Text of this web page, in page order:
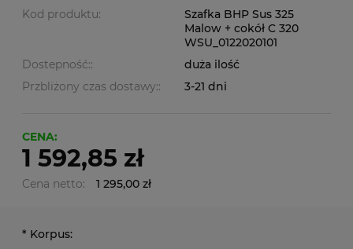
Kod produktu:
Szafka BHP Sus 325
Malow + cokół C 320
WSU_0122020101
Dostepność::
duża ilość
Przbliżony czas dostawy::
3-21 dni
CENA:
1 592,85 zł
Cena netto: 1 295,00 zł
* Korpus: